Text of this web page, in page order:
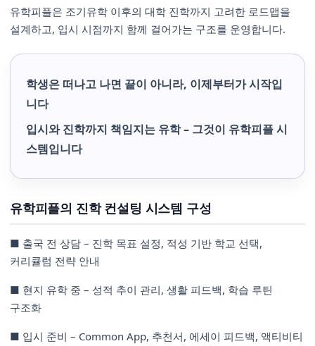
유학피플은 조기유학 이후의 대학 진학까지 고려한 로드맵을
설계하고, 입시 시점까지 함께 걸어가는 구조를 운영합니다.
학생은 떠나고 나면 끝이 아니라, 이제부터가 시작입
니다
입시와 진학까지 책임지는 유학 – 그것이 유학피플 시
스템입니다
유학피플의 진학 컨설팅 시스템 구성
■ 출국 전 상담 – 진학 목표 설정, 적성 기반 학교 선택,
커리큘럼 전략 안내
■ 현지 유학 중 – 성적 추이 관리, 생활 피드백, 학습 루틴
구조화
■ 입시 준비 – Common App, 추천서, 에세이 피드백, 액티비티